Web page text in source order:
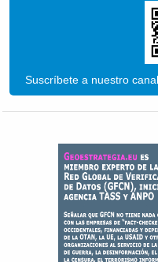
Suscríbete a nuestro